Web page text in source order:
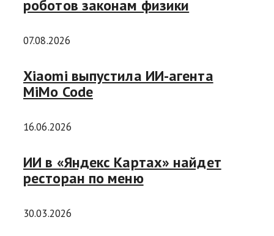
роботов законам физики
07.08.2026
Xiaomi выпустила ИИ-агента
MiMo Code
16.06.2026
ИИ в «Яндекс Картах» найдет
ресторан по меню
30.03.2026